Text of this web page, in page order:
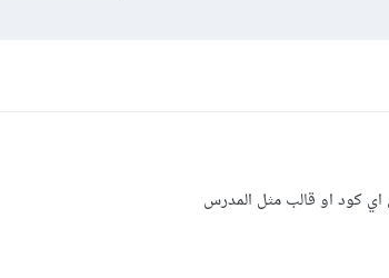
كود او قالب مثل المدرس